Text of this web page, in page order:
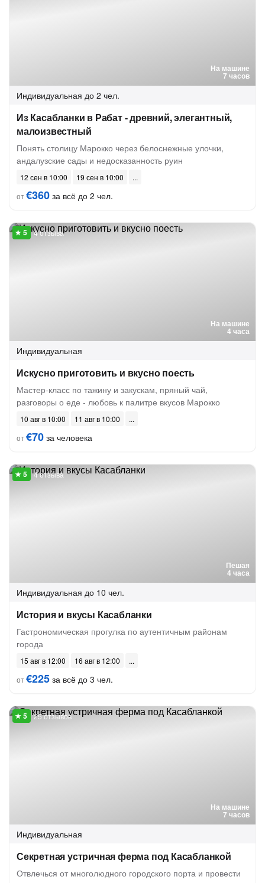
На машине
7 часов
Индивидуальная до 2 чел.
Из Касабланки в Рабат - древний, элегантный,
малоизвестный
Понять столицу Марокко через белоснежные улочки,
андалузские сады и недосказанность руин
12 сен в 10:00
19 сен в 10:00
от€360 за всё до 2 чел.
На машине
4 часа
4 отзыва
Индивидуальная
Искусно приготовить и вкусно поесть
Мастер-класс по тажину и закускам, пряный чай,
разговоры о еде - любовь к палитре вкусов Марокко
10 авг в 10:00
11 авг в 10:00
от€70 за человека
Пешая
4 часа
4 отзыва
Индивидуальная до 10 чел.
История и вкусы Касабланки
Гастрономическая прогулка по аутентичным районам
города
15 авг в 12:00
16 авг в 12:00
от€225 за всё до 3 чел.
На машине
7 часов
25 отзывов
Индивидуальная
Секретная устричная ферма под Касабланкой
Отвлечься от многолюдного городского порта и провести